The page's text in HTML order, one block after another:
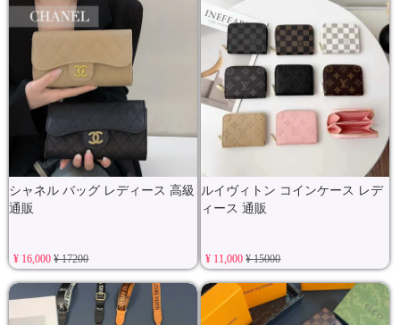
シャネル バッグ レディース 高級
通販
¥ 16,000¥ 17200
ルイヴィトン コインケース レデ
ィース 通販
¥ 11,000¥ 15000